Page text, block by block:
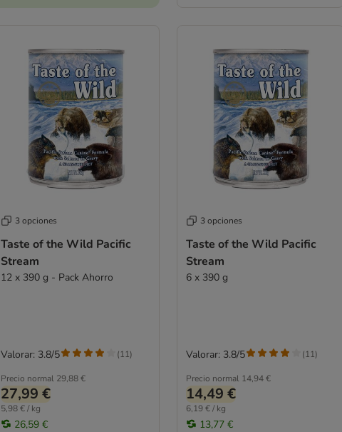
3 opciones
Taste of the Wild Pacific
Stream
12 x 390 g - Pack Ahorro
Precio normal 29,88 €
27,99 €
5,98 € / kg
26,59 €
Valorar: 3.8/5 (11)
3 opciones
Taste of the Wild Pacific
Stream
6 x 390 g
Precio normal 14,94 €
14,49 €
6,19 € / kg
13,77 €
Valorar: 3.8/5 (11)